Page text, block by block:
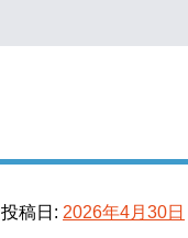
投稿日: 2026年4月30日